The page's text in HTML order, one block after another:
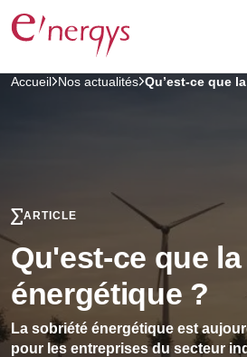
Accueil Nos actualités Qu’est-ce que
ARTICLE
Qu'est-ce que
énergétique ?
La sobriété énergétique est
pour les entreprises du secteur